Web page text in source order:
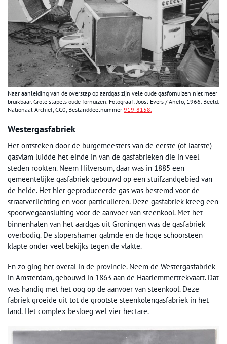
Naar aanleiding van de overstap op aardgas zijn vele oude gasfornuizen niet meer
bruikbaar. Grote stapels oude fornuizen. Fotograaf: Joost Evers / Anefo, 1966. Beeld:
Nationaal Archief, CC0, Bestanddeelnummer 919-8158.
Westergasfabriek
Het ontsteken door de burgemeesters van de eerste (of laatste)
gasvlam luidde het einde in van de gasfabrieken die in veel
steden rookten. Neem Hilversum, daar was in 1885 een
gemeentelijke gasfabriek gebouwd op een stuifzandgebied van
de heide. Het hier geproduceerde gas was bestemd voor de
straatverlichting en voor particulieren. Deze gasfabriek kreeg een
spoorwegaansluiting voor de aanvoer van steenkool. Met het
binnenhalen van het aardgas uit Groningen was de gasfabriek
overbodig. De slopershamer galmde en de hoge schoorsteen
klapte onder veel bekijks tegen de vlakte.
En zo ging het overal in de provincie. Neem de Westergasfabriek
in Amsterdam, gebouwd in 1863 aan de Haarlemmertrekvaart. Dat
was handig met het oog op de aanvoer van steenkool. Deze
fabriek groeide uit tot de grootste steenkolengasfabriek in het
land. Het complex besloeg wel vier hectare.